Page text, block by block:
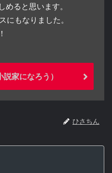
めると思います。
にもなりました。
家になろう）
ひさちん